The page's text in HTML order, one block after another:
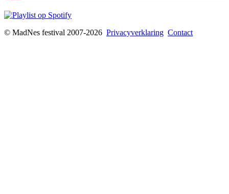
© MadNes festival 2007-2026 Privacyverklaring Contact